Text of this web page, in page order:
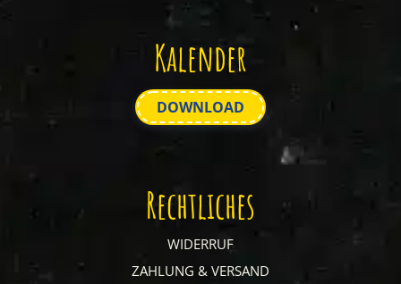
Kalender
DOWNLOAD
Rechtliches
WIDERRUF
ZAHLUNG & VERSAND